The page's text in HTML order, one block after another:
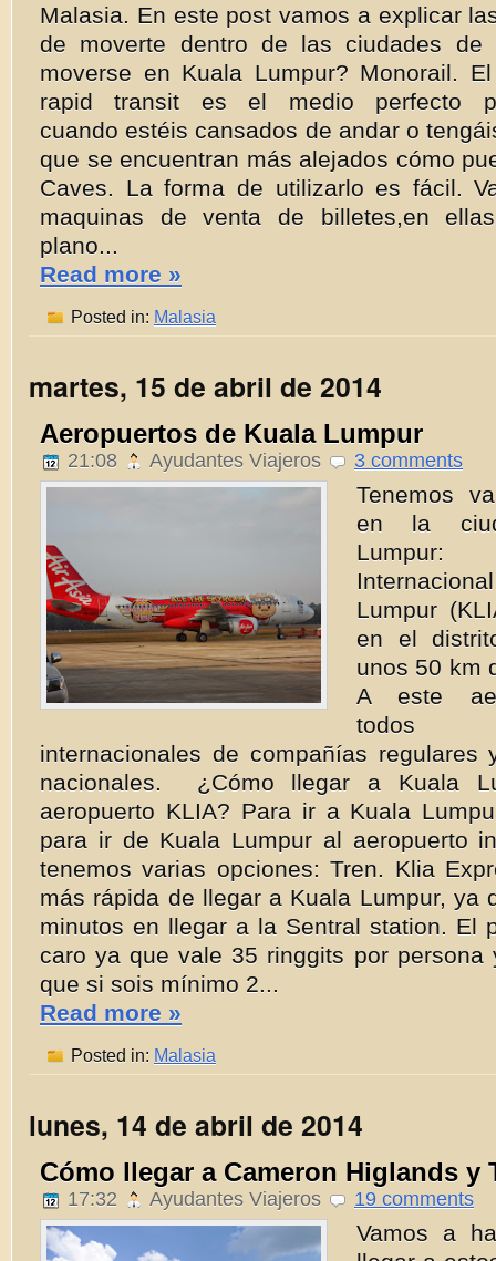
Malasia. En este post vamos a explicar
de moverte dentro de las ciudades de
moverse en Kuala Lumpur? Monorail.
rapid transit es el medio perfecto
cuando estéis cansados de andar o
que se encuentran más alejados cómo
Caves. La forma de utilizarlo es fácil.
maquinas de venta de billetes,en
plano...
Read more »
Posted in: Malasia
martes, 15 de abril de 2014
Aeropuertos de Kuala Lumpur
21:08 Ayudantes Viajeros 3 comments
Tenemos
en la
Lumpur
en el
unos 50 km
A este
todos
internacionales de compañías regulares
nacionales. ¿Cómo llegar a Kuala
aeropuerto KLIA? Para ir a Kuala
para ir de Kuala Lumpur al aeropuerto
tenemos varias opciones: Tren. Klia
más rápida de llegar a Kuala Lumpur, ya
minutos en llegar a la Sentral station. El
caro ya que vale 35 ringgits por persona
que si sois mínimo 2...
Read more »
Posted in: Malasia
lunes, 14 de abril de 2014
Cómo llegar a Cameron Higlands y
17:32 Ayudantes Viajeros 19 comments
Vamos a